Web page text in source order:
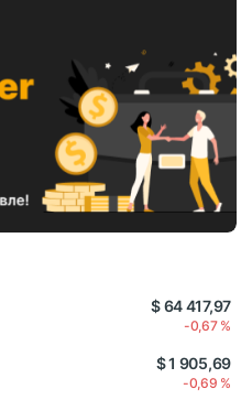
$ 64 417,97
-0,67 %
$ 1 905,69
-0,69 %